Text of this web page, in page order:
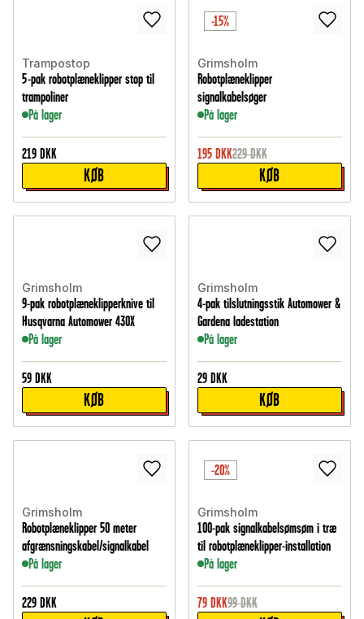
Trampostop
5-pak robotplæneklipper stop til
trampoliner
På lager
219 DKK
KØB
-15%
Grimsholm
Robotplæneklipper
signalkabelsøger
På lager
195 DKK229 DKK
KØB
Grimsholm
9-pak robotplæneklipperknive til
Husqvarna Automower 430X
På lager
59 DKK
KØB
Grimsholm
4-pak tilslutningsstik Automower &
Gardena ladestation
På lager
29 DKK
KØB
Grimsholm
Robotplæneklipper 50 meter
afgrænsningskabel/signalkabel
På lager
229 DKK
-20%
Grimsholm
100-pak signalkabelsømsøm i træ
til robotplæneklipper-installation
På lager
79 DKK99 DKK